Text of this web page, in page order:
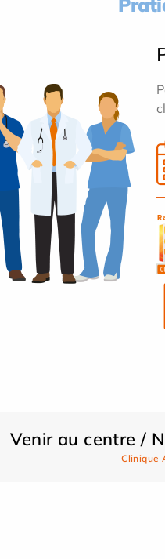
Venir au centre /
Clinique